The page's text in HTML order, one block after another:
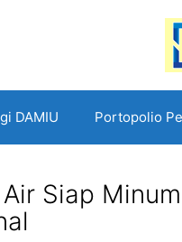
DAMIU Portopolio
Siap